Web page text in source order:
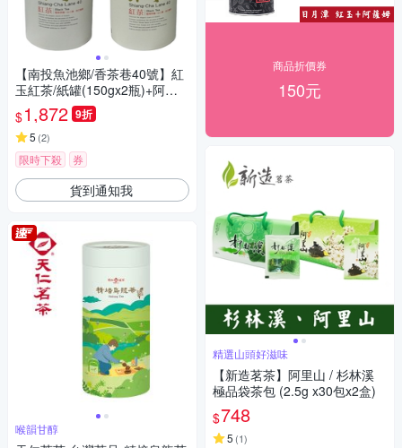
【南投魚池鄉/香茶巷40號】紅
玉紅茶/紙罐(150gx2瓶)+阿薩
姆紅茶/紙罐(150gx2瓶)組合
價!!
$1,872 9折
5 (2)
限時下殺 券
貨到通知我
喉韻甘醇
商品折價券
150元
精選山頭好滋味
【新造茗茶】阿里山 / 杉林溪
極品袋茶包 (2.5g x30包x2盒)
$748
5 (1)